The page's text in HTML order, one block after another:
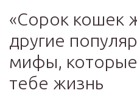
«Сорок кошек
другие
мифы,
тебе жизнь